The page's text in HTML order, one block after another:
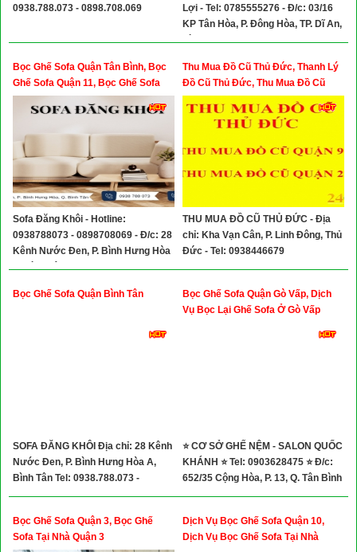
0938.788.073 - 0898.708.069
Lợi - Tel: 0785555276 - Đ/c: 03/16
KP Tân Hòa, P. Đông Hòa, TP. Dĩ An,
Bình Dương
Bọc Ghế Sofa Quận Tân Bình, Bọc
Ghế Sofa Quận 11, Bọc Ghế Sofa
Quận Tân Phú
Sofa Đăng Khôi - Hotline:
0938788073 - 0898708069 - Đ/c: 28
Kênh Nước Đen, P. Bình Hưng Hòa
A, Bình Tân
Thu Mua Đồ Cũ Thủ Đức, Thanh Lý
Đồ Cũ Thủ Đức, Thu Mua Đồ Cũ
Quận 9 - ĐỒ CŨ QUANG THANH
THU MUA ĐỒ CŨ THỦ ĐỨC - Địa
chỉ: Kha Vạn Cân, P. Linh Đông, Thủ
Đức - Tel: 0938446679
Bọc Ghế Sofa Quận Bình Tân
SOFA ĐĂNG KHÔI Địa chỉ: 28 Kênh
Nước Đen, P. Bình Hưng Hòa A,
Bình Tân Tel: 0938.788.073 -
0898.708.069
Bọc Ghế Sofa Quận Gò Vấp, Dịch
Vụ Bọc Lại Ghế Sofa Ở Gò Vấp
⭐ CƠ SỞ GHẾ NỆM - SALON QUỐC
KHÁNH ⭐ Tel: 0903628475 ⭐ Đ/c:
652/35 Cộng Hòa, P. 13, Q. Tân Bình
Bọc Ghế Sofa Quận 3, Bọc Ghế
Sofa Tại Nhà Quận 3
Dịch Vụ Bọc Ghế Sofa Quận 10,
Dịch Vụ Bọc Ghế Sofa Tại Nhà